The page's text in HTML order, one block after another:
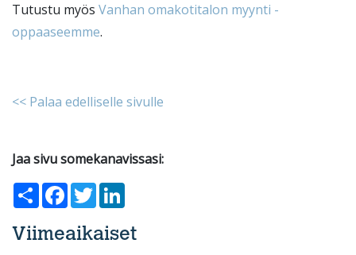
Tutustu myös Vanhan omakotitalon myynti -
oppaaseemme.
<< Palaa edelliselle sivulle
Jaa sivu somekanavissasi:
ShareFacebook
Twitter
Viimeaikaiset